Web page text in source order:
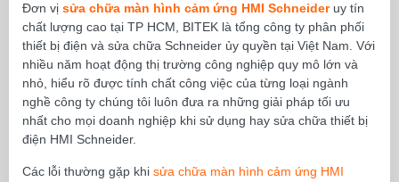
Đơn vị sửa chữa màn hình cảm ứng HMI Schneideruy tín
chất lượng cao tại TP HCM, BITEK là tổng công ty phân phối
thiết bị điện và sửa chữa Schneider ủy quyền tại Việt Nam. Với
nhiều năm hoạt động thị trường công nghiệp quy mô lớn và
nhỏ, hiểu rõ được tính chất công việc của từng loại ngành
nghề công ty chúng tôi luôn đưa ra những giải pháp tối ưu
nhất cho mọi doanh nghiệp khi sử dụng hay sửa chữa thiết bị
điện HMI Schneider.
Các lỗi thường gặp khi sửa chữa màn hình cảm ứng HMI